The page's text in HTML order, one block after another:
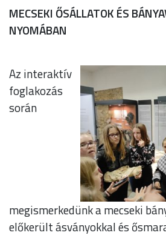
MECSEKI ŐSÁLLATOK ÉS
NYOMÁBAN
Az interaktív
foglakozás
során
megismerkedünk a mecseki
előkerült ásványokkal és